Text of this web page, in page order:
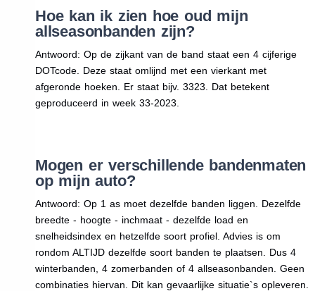
Hoe kan ik zien hoe oud mijn
allseasonbanden zijn?
Antwoord: Op de zijkant van de band staat een 4 cijferige
DOTcode. Deze staat omlijnd met een vierkant met
afgeronde hoeken. Er staat bijv. 3323. Dat betekent
geproduceerd in week 33-2023.
Mogen er verschillende bandenmaten
op mijn auto?
Antwoord: Op 1 as moet dezelfde banden liggen. Dezelfde
breedte - hoogte - inchmaat - dezelfde load en
snelheidsindex en hetzelfde soort profiel. Advies is om
rondom ALTIJD dezelfde soort banden te plaatsen. Dus 4
winterbanden, 4 zomerbanden of 4 allseasonbanden. Geen
combinaties hiervan. Dit kan gevaarlijke situatie`s opleveren.